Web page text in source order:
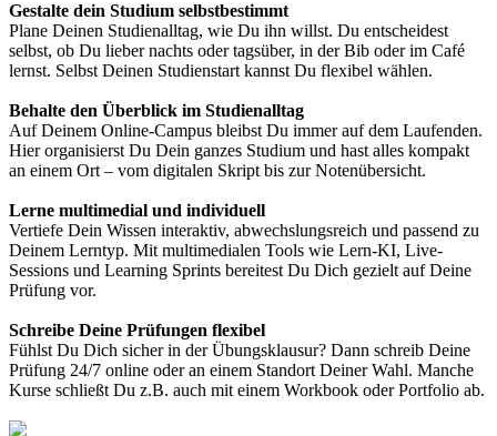
Gestalte dein Studium selbstbestimmt
Plane Deinen Studienalltag, wie Du ihn willst. Du entscheidest
selbst, ob Du lieber nachts oder tagsüber, in der Bib oder im Café
lernst. Selbst Deinen Studienstart kannst Du flexibel wählen.
Behalte den Überblick im Studienalltag
Auf Deinem Online-Campus bleibst Du immer auf dem Laufenden.
Hier organisierst Du Dein ganzes Studium und hast alles kompakt
an einem Ort – vom digitalen Skript bis zur Notenübersicht.
Lerne multimedial und individuell
Vertiefe Dein Wissen interaktiv, abwechslungsreich und passend zu
Deinem Lerntyp. Mit multimedialen Tools wie Lern-KI, Live-
Sessions und Learning Sprints bereitest Du Dich gezielt auf Deine
Prüfung vor.
Schreibe Deine Prüfungen flexibel
Fühlst Du Dich sicher in der Übungsklausur? Dann schreib Deine
Prüfung 24/7 online oder an einem Standort Deiner Wahl. Manche
Kurse schließt Du z.B. auch mit einem Workbook oder Portfolio ab.